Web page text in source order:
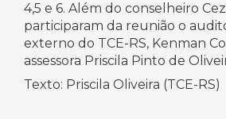
4,5 e 6. Além do conselheiro
participaram da reunião o
externo do TCE-RS, Kenman
assessora Priscila Pinto de
Texto: Priscila Oliveira (TCE-RS)